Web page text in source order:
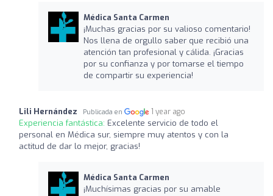
Médica Santa Carmen
¡Muchas gracias por su valioso comentario!
Nos llena de orgullo saber que recibió una
atención tan profesional y cálida. ¡Gracias
por su confianza y por tomarse el tiempo
de compartir su experiencia!
Lili Hernández Publicada en 1 year ago
Experiencia fantástica: Excelente servicio de todo el
personal en Médica sur, siempre muy atentos y con la
actitud de dar lo mejor, gracias!
Médica Santa Carmen
¡Muchísimas gracias por su amable